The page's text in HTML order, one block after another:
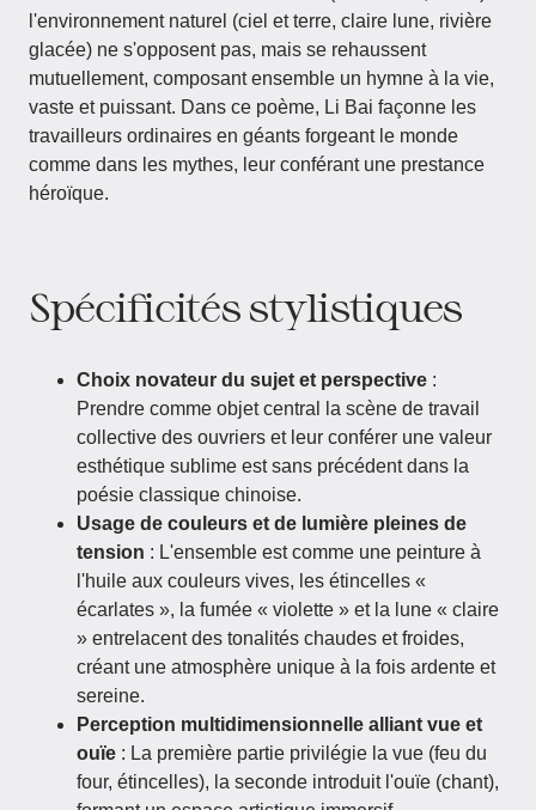
l'environnement naturel (ciel et terre, claire lune, rivière
glacée) ne s'opposent pas, mais se rehaussent
mutuellement, composant ensemble un hymne à la vie,
vaste et puissant. Dans ce poème, Li Bai façonne les
travailleurs ordinaires en géants forgeant le monde
comme dans les mythes, leur conférant une prestance
héroïque.
Spécificités stylistiques
Choix novateur du sujet et perspective :
Prendre comme objet central la scène de travail
collective des ouvriers et leur conférer une valeur
esthétique sublime est sans précédent dans la
poésie classique chinoise.
Usage de couleurs et de lumière pleines de
tension : L'ensemble est comme une peinture à
l'huile aux couleurs vives, les étincelles «
écarlates », la fumée « violette » et la lune « claire
» entrelacent des tonalités chaudes et froides,
créant une atmosphère unique à la fois ardente et
sereine.
Perception multidimensionnelle alliant vue et
ouïe : La première partie privilégie la vue (feu du
four, étincelles), la seconde introduit l'ouïe (chant),